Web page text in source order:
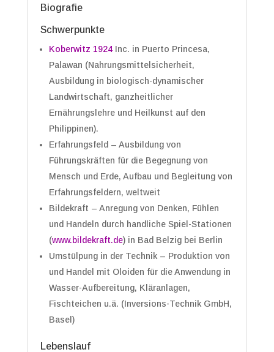
Biografie
Schwerpunkte
Koberwitz 1924Inc. in Puerto Princesa,
Palawan (Nahrungsmittelsicherheit,
Ausbildung in biologisch-dynamischer
Landwirtschaft, ganzheitlicher
Ernährungslehre und Heilkunst auf den
Philippinen).
Erfahrungsfeld – Ausbildung von
Führungskräften für die Begegnung von
Mensch und Erde, Aufbau und Begleitung von
Erfahrungsfeldern, weltweit
Bildekraft – Anregung von Denken, Fühlen
und Handeln durch handliche Spiel-Stationen
(www.bildekraft.de) in Bad Belzig bei Berlin
Umstülpung in der Technik – Produktion von
und Handel mit Oloiden für die Anwendung in
Wasser-Aufbereitung, Kläranlagen,
Fischteichen u.ä. (Inversions-Technik GmbH,
Basel)
Lebenslauf